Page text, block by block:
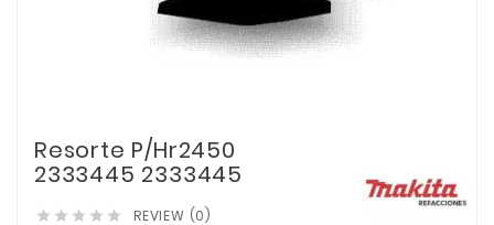
Resorte P/Hr2450
2333445 2333445
     REVIEW (0)